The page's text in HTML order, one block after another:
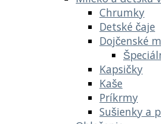
Chrumky
Detské čaje
Dojčenské
Kapsičky
Kaše
Príkrmy
Sušienky a